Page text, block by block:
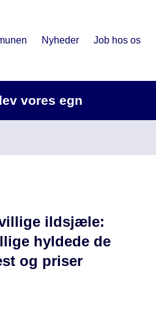
Nyheder Job hos os
vores egn
ildsjæle:
hyldede de
og priser